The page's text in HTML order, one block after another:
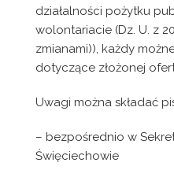
działalności pożytku
wolontariacie (Dz. U. z
zmianami)), każdy
dotyczące złożonej
Uwagi można składać
– bezpośrednio w